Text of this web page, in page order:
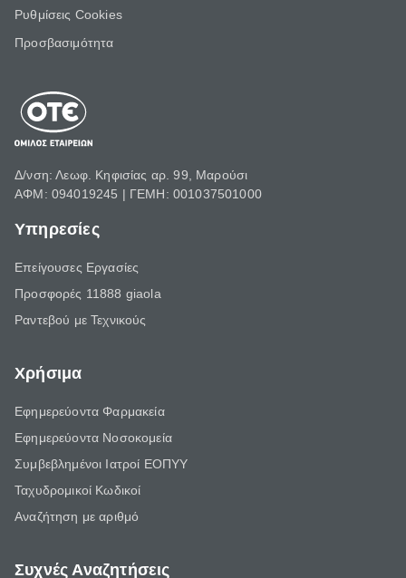
Ρυθμίσεις Cookies
Προσβασιμότητα
Δ/νση: Λεωφ. Κηφισίας αρ. 99, Μαρούσι
ΑΦΜ: 094019245 | ΓΕΜΗ: 001037501000
Υπηρεσίες
Επείγουσες Εργασίες
Προσφορές 11888 giaola
Ραντεβού με Τεχνικούς
Χρήσιμα
Εφημερεύοντα Φαρμακεία
Εφημερεύοντα Νοσοκομεία
Συμβεβλημένοι Ιατροί ΕΟΠΥΥ
Ταχυδρομικοί Κωδικοί
Αναζήτηση με αριθμό
Συχνές Αναζητήσεις